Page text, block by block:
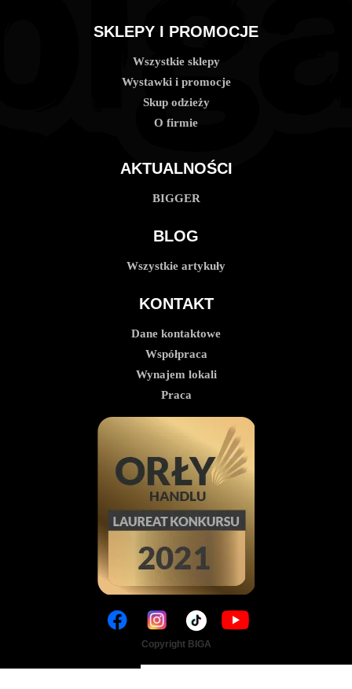
SKLEPY I PROMOCJE
Wszystkie sklepy
Wystawki i promocje
Skup odzieży
O firmie
AKTUALNOŚCI
BIGGER
BLOG
Wszystkie artykuły
KONTAKT
Dane kontaktowe
Współpraca
Wynajem lokali
Praca
Copyright BIGA